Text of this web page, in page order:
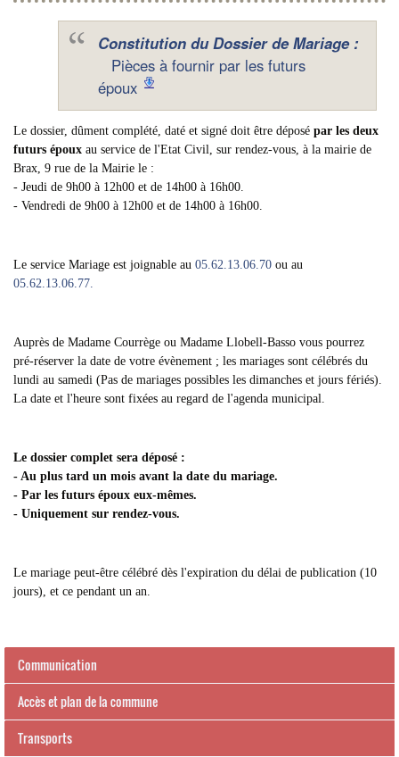
Constitution du Dossier de Mariage :
Pièces à fournir par les futurs
époux
Le dossier, dûment complété, daté et signé doit être déposé par les deux
futurs époux au service de l'Etat Civil, sur rendez-vous, à la mairie de
Brax, 9 rue de la Mairie le :
- Jeudi de 9h00 à 12h00 et de 14h00 à 16h00.
- Vendredi de 9h00 à 12h00 et de 14h00 à 16h00.
Le service Mariage est joignable au 05.62.13.06.70 ou au
05.62.13.06.77.
Auprès de Madame Courrège ou Madame Llobell-Basso vous pourrez
pré-réserver la date de votre évènement ; les mariages sont célébrés du
lundi au samedi (Pas de mariages possibles les dimanches et jours fériés).
La date et l'heure sont fixées au regard de l'agenda municipal.
Le dossier complet sera déposé :
- Au plus tard un mois avant la date du mariage.
- Par les futurs époux eux-mêmes.
- Uniquement sur rendez-vous.
Le mariage peut-être célébré dès l'expiration du délai de publication (10
jours), et ce pendant un an.
Communication
Accès et plan de la commune
Transports